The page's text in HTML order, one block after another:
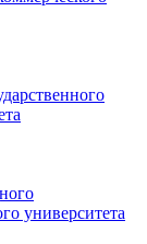
университета